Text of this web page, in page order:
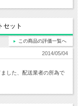
ット
この商品の評価一覧へ
2014/05/04
した、配送業者の所為で